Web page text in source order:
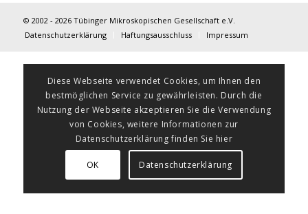
© 2002 - 2026 Tübinger Mikroskopischen Gesellschaft e.V.
Datenschutzerklärung
Haftungsausschluss Impressum
Diese Webseite verwendet Cookies, um Ihnen den
bestmöglichen Service zu gewährleisten. Durch die
Nutzung der Webseite akzeptieren Sie die Verwendung
von Cookies, weitere Informationen zur
Datenschutzerklärung finden Sie hier
OK Datenschutzerklärung